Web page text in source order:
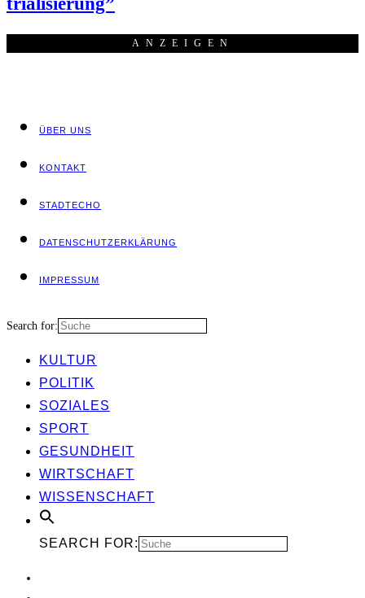
ANZEI­GEN
ÜBER UNS
KON­TAKT
STADT­ECHO
DATEN­SCHUTZ­ER­KLÄ­RUNG
IMPRES­SUM
Search for:
KUL­TUR
POLI­TIK
SOZIA­LES
SPORT
GESUND­HEIT
WIRT­SCHAFT
WIS­SEN­SCHAFT
SEARCH FOR: